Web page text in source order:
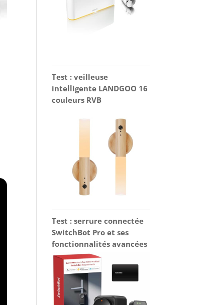
Test : veilleuse
intelligente LANDGOO 16
couleurs RVB
Test : serrure connectée
SwitchBot Pro et ses
fonctionnalités avancées